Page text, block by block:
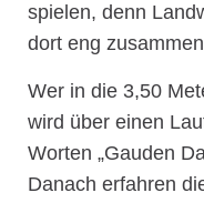
spielen, denn
dort eng
Wer in die 3,50
wird über einen
Worten „Gauden
Danach erfahren